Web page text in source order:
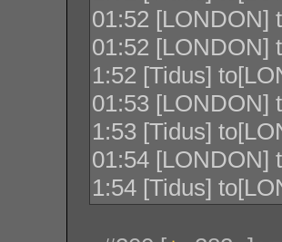
01:52 [LONDON]
01:52 [LONDON]
1:52 [Tidus]
01:53 [LONDON]
1:53 [Tidus]
01:54 [LONDON]
1:54 [Tidus]